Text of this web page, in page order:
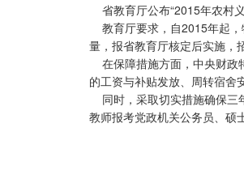
省教育厅公布“2015年农村
教育厅要求，自2015年起，
量，报省教育厅核定后实施，
在保障措施方面，中央财政
的工资与补贴发放、周转宿舍
同时，采取切实措施确保三
教师报考党政机关公务员、硕